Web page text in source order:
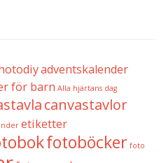
adventskalender
för barn Alla hjärtans dag
canvastavlor
etiketter
fotoböcker foto